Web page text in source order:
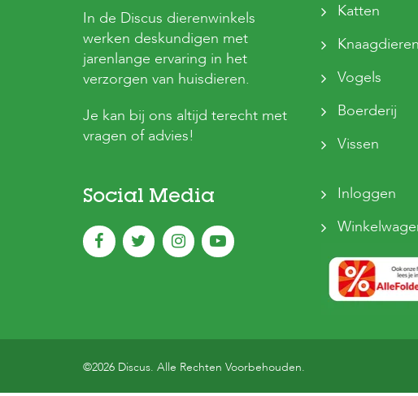
In de Discus dierenwinkels
werken deskundigen met
jarenlange ervaring in het
verzorgen van huisdieren.
Je kan bij ons altijd terecht met
vragen of advies!
Social Media
Katten
Knaagdieren
Vogels
Boerderij
Vissen
Inloggen
©2026 Discus. Alle Rechten Voorbehouden.